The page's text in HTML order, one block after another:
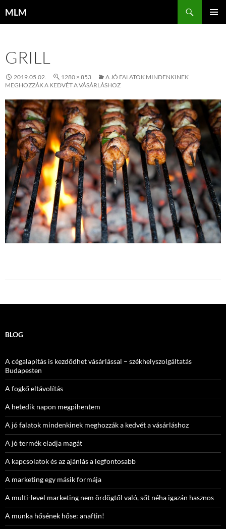
MLM
GRILL
2019.05.02. 1280 × 853
A JÓ FALATOK MINDENKINEK
MEGHOZZÁK A KEDVÉT A VÁSÁRLÁSHOZ
BLOG
A cégalapítás is kezdődhet vásárlással – székhelyszolgáltatás
Budapesten
A fogkő eltávolítás
A hetedik napon megpihentem
A jó falatok mindenkinek meghozzák a kedvét a vásárláshoz
A jó termék eladja magát
A kapcsolatok és az ajánlás a legfontosabb
A marketing egy másik formája
A multi-level marketing nem ördögtől való, sőt néha igazán hasznos
A munka hősének hőse: anaftin!